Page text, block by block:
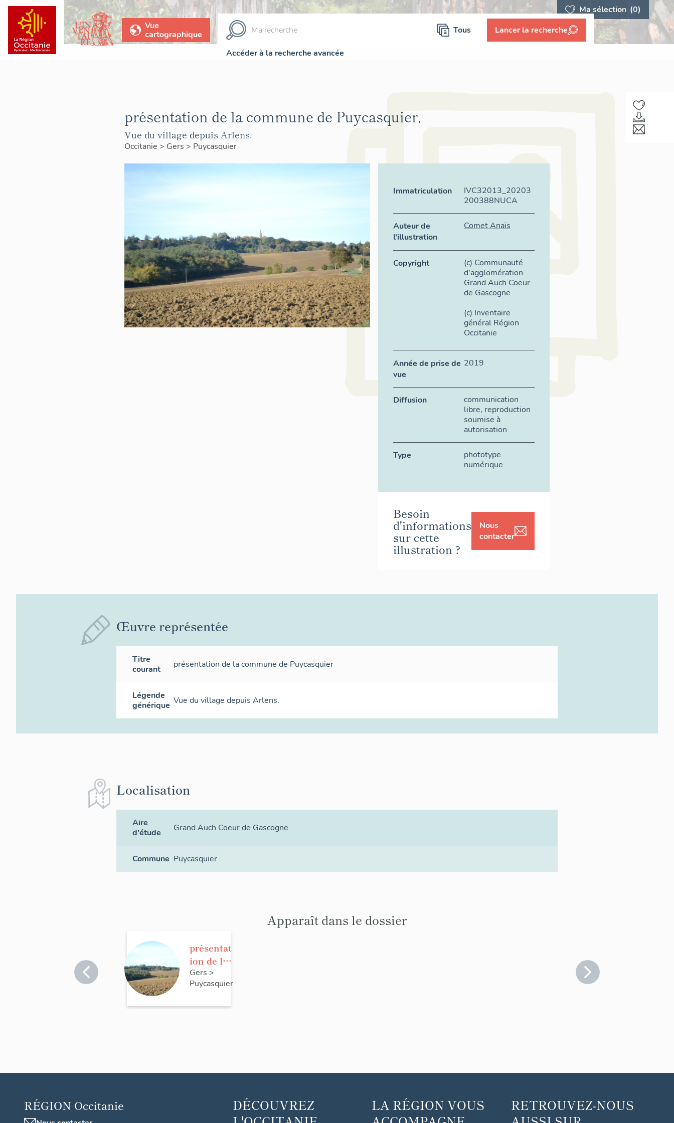
Ma sélection (0)
Vue
cartographique
Tous Lancer la recherche
Accéder à la recherche avancée
présentation de la commune de Puycasquier,
Vue du village depuis Arlens.
Occitanie > Gers > Puycasquier
Immatriculation
IVC32013_20203
200388NUCA
Auteur de
l'illustration
Comet Anaïs
Copyright
(c) Communauté
d'agglomération
Grand Auch Coeur
de Gascogne
(c) Inventaire
général Région
Occitanie
Année de prise de
vue
2019
Diffusion
communication
libre, reproduction
soumise à
autorisation
Type
phototype
numérique
Besoin
d'informations
sur cette
illustration ?
Nous
contacter
Œuvre représentée
Titre
courant
présentation de la commune de Puycasquier
Légende
générique Vue du village depuis Arlens.
Localisation
Aire
d'étude
Grand Auch Coeur de Gascogne
Commune Puycasquier
Apparaît dans le dossier
présentat
ion de la
commun
e de
Gers >
Puycasquier
RÉGION Occitanie
DÉCOUVREZ
LA RÉGION VOUS
RETROUVEZ-NOUS